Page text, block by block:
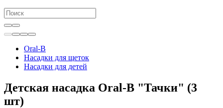
Oral-B
Насадки для щеток
Насадки для детей
Детская насадка Oral-B "Тачки" (3
шт)